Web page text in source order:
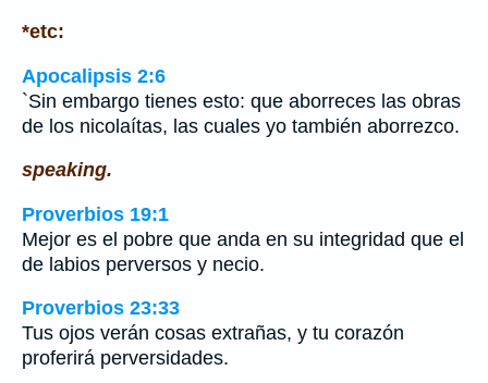
*etc:
Apocalipsis 2:6
`Sin embargo tienes esto: que aborreces las obras
de los nicolaítas, las cuales yo también aborrezco.
speaking.
Proverbios 19:1
Mejor es el pobre que anda en su integridad que el
de labios perversos y necio.
Proverbios 23:33
Tus ojos verán cosas extrañas, y tu corazón
proferirá perversidades.